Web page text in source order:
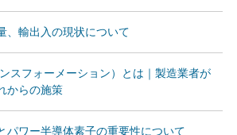
、輸出入の現状について
スフォーメーション）とは｜製造業者が
からの施策
パワー半導体素子の重要性について